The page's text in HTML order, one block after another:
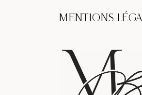
MENTIONS